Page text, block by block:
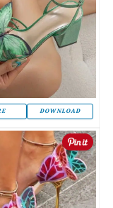
DOWNLOAD